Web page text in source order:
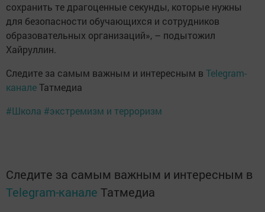
сохранить те драгоценные секунды, которые нужны
для безопасности обучающихся и сотрудников
образовательных организаций», – подытожил
Хайруллин.
Следите за самым важным и интересным в Telegram-
каналеТатмедиа
#Школа #экстремизм и терроризм
Следите за самым важным и интересным в
Telegram-канале Татмедиа